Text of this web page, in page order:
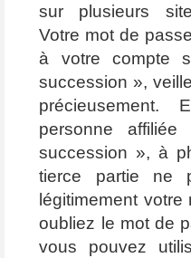
sur plusieurs
Votre mot de
à votre compte
succession »,
personne
succession », à
tierce partie ne
légitimement
oubliez le mot de
vous pouvez